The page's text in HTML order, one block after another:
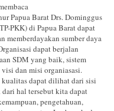
Papua Barat Drs. Dominggus
PKK) di Papua Barat dapat
memberdayakan sumber daya
dapat berjalan
SDM yang baik, sistem
dan misi organiasasi.
dapat dilihat dari sisi
hal tersebut kita dapat
pengetahuan,